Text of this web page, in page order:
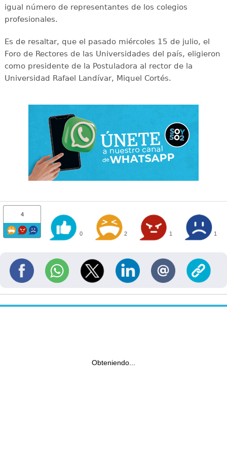
igual número de representantes de los colegios
profesionales.
Es de resaltar, que el pasado miércoles 15 de julio, el
Foro de Rectores de las Universidades del país, eligieron
como presidente de la Postuladora al rector de la
Universidad Rafael Landívar, Miquel Cortés.
4
0 2 1 1
Obteniendo...